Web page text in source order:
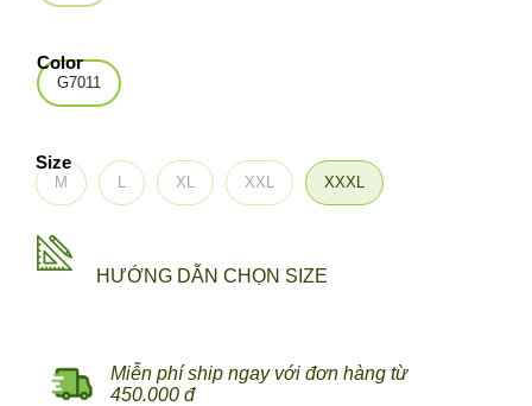
M L XL XXL XXXL
Size
G7011
Color
HƯỚNG DẪN CHỌN SIZE
Miễn phí ship ngay với đơn hàng từ
450.000 đ